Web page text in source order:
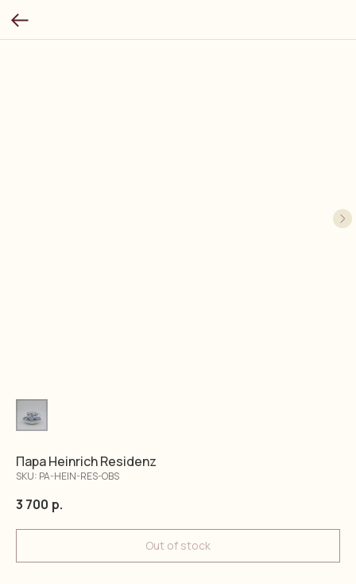
Пара Heinrich Residenz
SKU: PA-HEIN-RES-OBS
3 700 р.
Out of stock